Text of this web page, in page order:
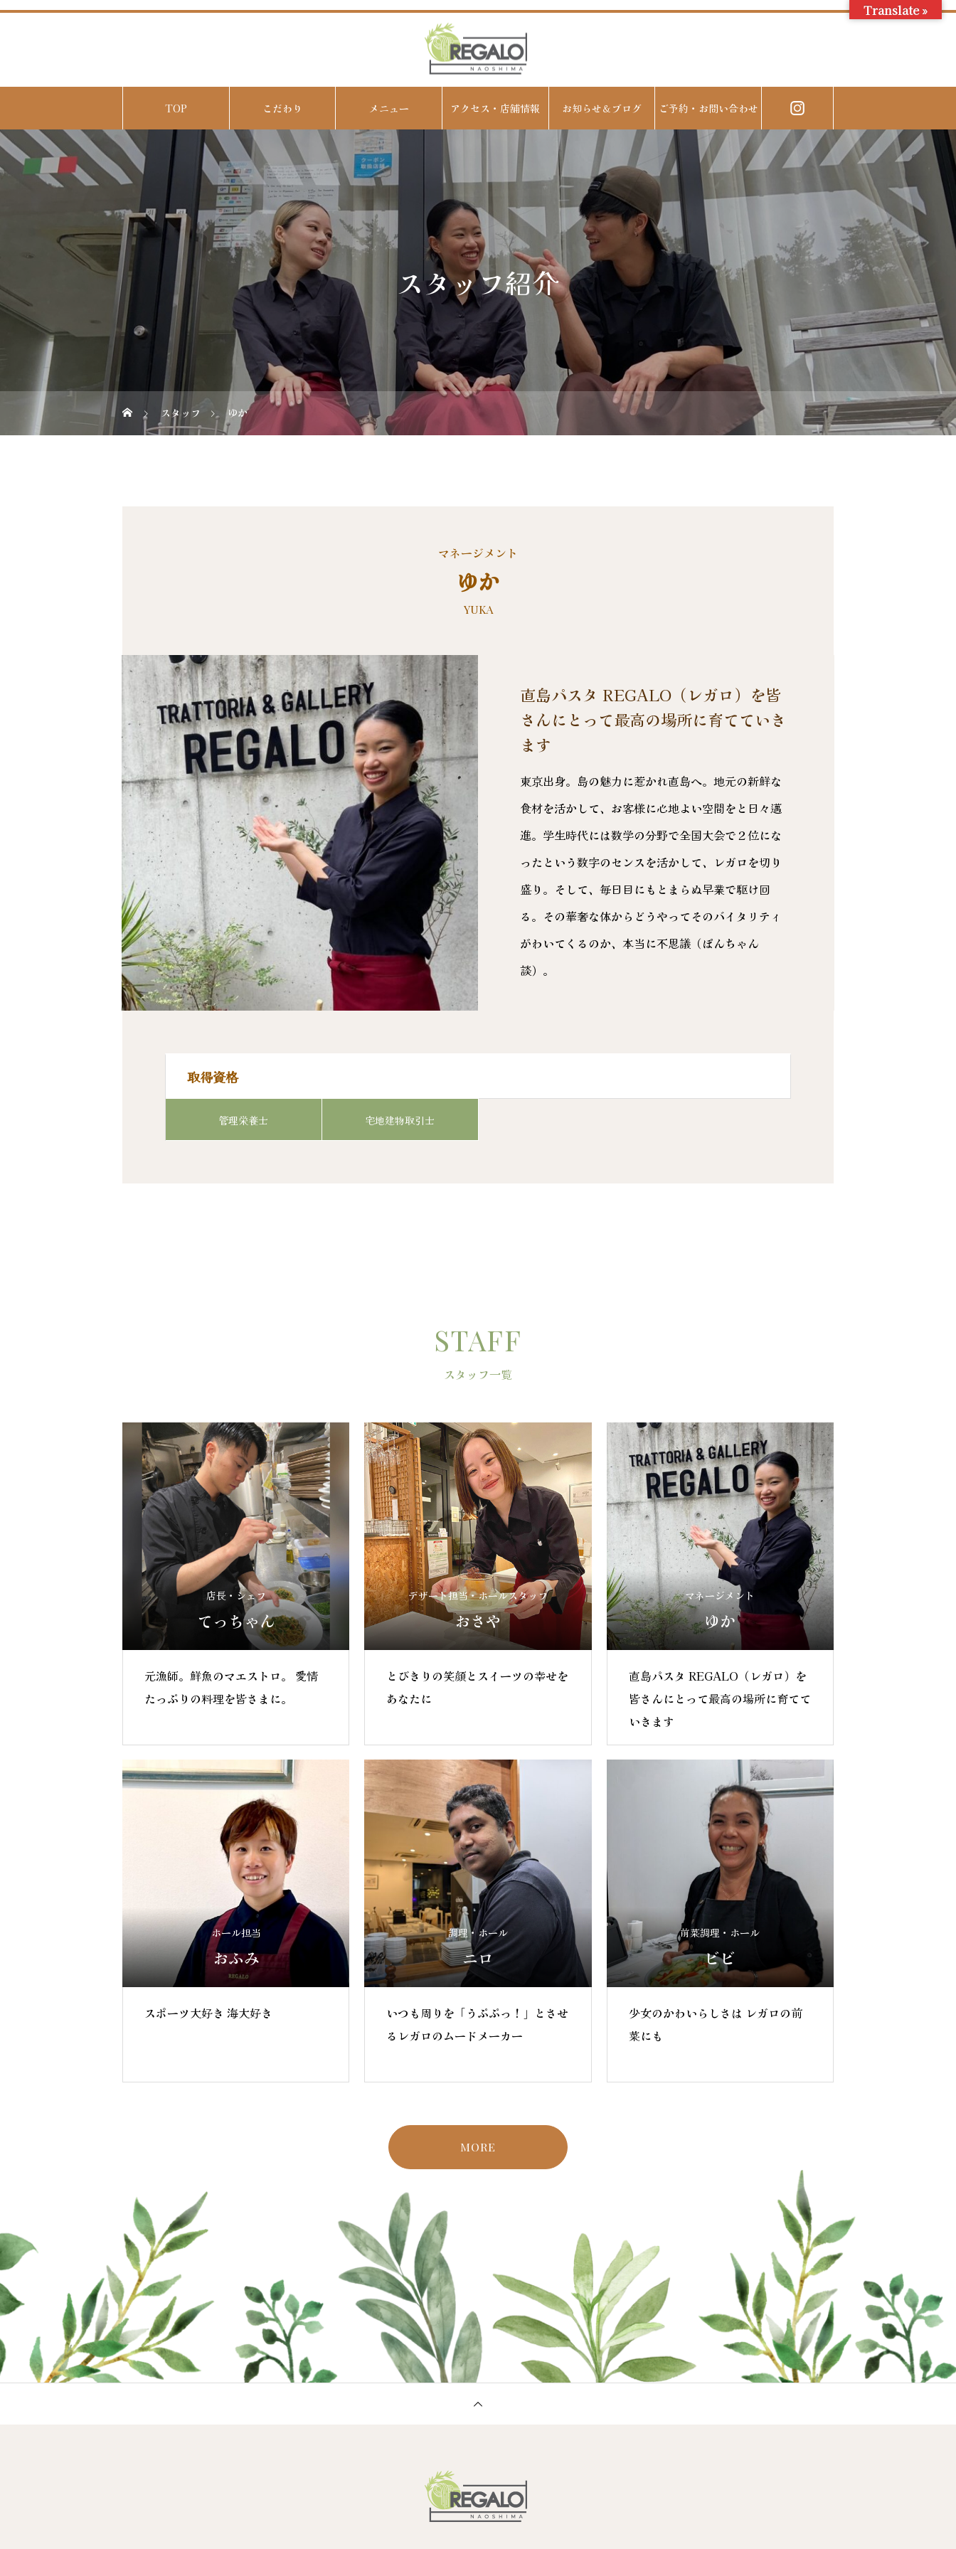
TOP こだわり メニュー アクセス・店舗情報 お知らせ＆ブログ ご予約・お問い合わせ
スタッフ紹介
スタッフ ゆか
マネージメント
ゆか
YUKA
直島パスタ REGALO（レガロ）を皆
さんにとって最高の場所に育てていき
ます
東京出身。島の魅力に惹かれ直島へ。地元の新鮮な
食材を活かして、お客様に心地よい空間をと日々邁
進。学生時代には数学の分野で全国大会で２位にな
ったという数字のセンスを活かして、レガロを切り
盛り。そして、毎日目にもとまらぬ早業で駆け回
る。その華奢な体からどうやってそのバイタリティ
がわいてくるのか、本当に不思議（ぽんちゃん
談）。
取得資格
管理栄養士 宅地建物取引士
STAFF
スタッフ一覧
店長・シェフ
てっちゃん
元漁師。鮮魚のマエストロ。 愛情
たっぷりの料理を皆さまに。
デザート担当・ホールスタッフ
おさや
とびきりの笑顔とスイーツの幸せを
あなたに
マネージメント
ゆか
直島パスタ REGALO（レガロ）を
皆さんにとって最高の場所に育てて
いきます
ホール担当
おふみ
スポーツ大好き 海大好き
調理・ホール
ニロ
いつも周りを「うぷぷっ！」とさせ
るレガロのムードメーカー
前菜調理・ホール
ビビ
少女のかわいらしさは レガロの前
菜にも
MORE
Translate »